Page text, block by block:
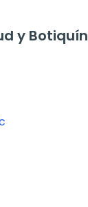
y Botiquín